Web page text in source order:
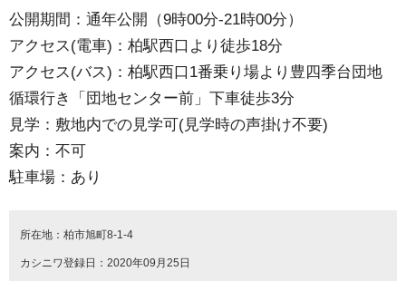
公開期間：通年公開（9時00分-21時00分）
アクセス(電車)：柏駅西口より徒歩18分
アクセス(バス)：柏駅西口1番乗り場より豊四季台団地
循環行き「団地センター前」下車徒歩3分
見学：敷地内での見学可(見学時の声掛け不要)
案内：不可
駐車場：あり
所在地：柏市旭町8-1-4
カシニワ登録日：2020年09月25日